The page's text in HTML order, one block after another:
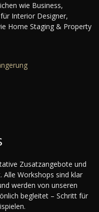
wie Business,
Interior Designer,
Home Staging & Property
Zusatzangebote und
Alle Workshops sind klar
werden von unseren
begleitet – Schritt für